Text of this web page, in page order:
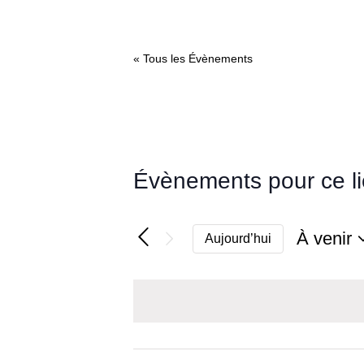
« Tous les Évènements
Évènements pour ce
Aujourd’hui
À venir